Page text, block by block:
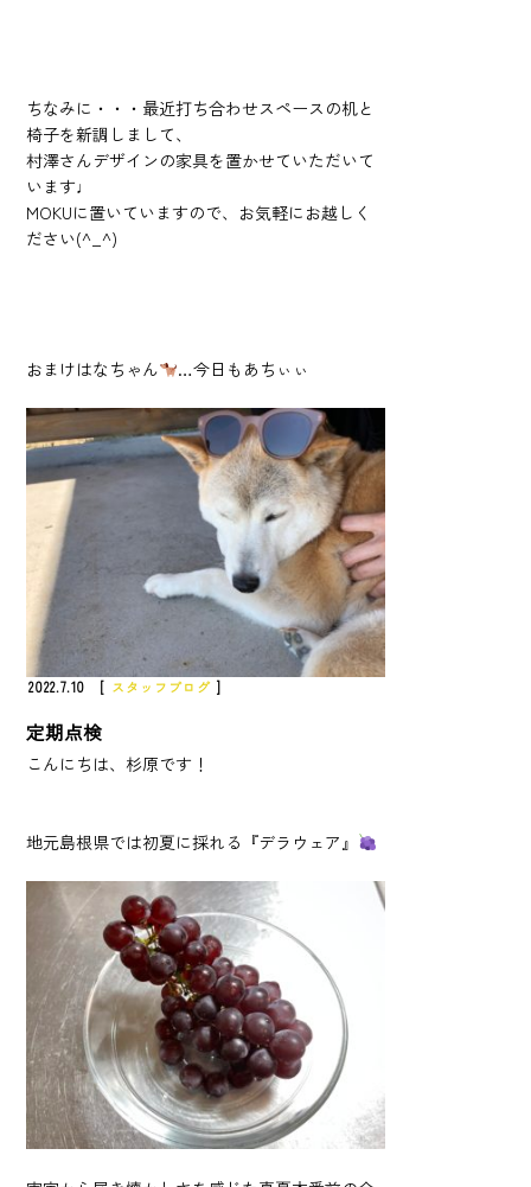
ちなみに・・・最近打ち合わせスペースの机と
椅子を新調しまして、
村澤さんデザインの家具を置かせていただいて
います♩
MOKUに置いていますので、お気軽にお越しく
ださい(^_^)
おまけはなちゃん …今日もあちぃぃ
2022.7.10 [ スタッフブログ ]
定期点検
こんにちは、杉原です！
地元島根県では初夏に採れる『デラウェア』